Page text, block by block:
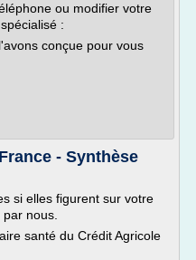
ou modifier votre
:
conçue pour vous
- Synthèse
si elles figurent sur votre
nous.
santé du Crédit Agricole